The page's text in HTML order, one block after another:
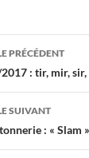
PRÉCÉDENT
: tir, mir,
SUIVANT
: « Slam »